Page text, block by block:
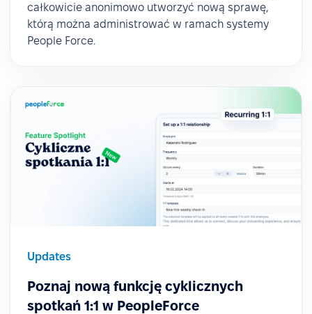
całkowicie anonimowo utworzyć nową sprawę,
którą można administrować w ramach systemy
People Force.
Updates
Poznaj nową funkcję cyklicznych
spotkań 1:1 w PeopleForce